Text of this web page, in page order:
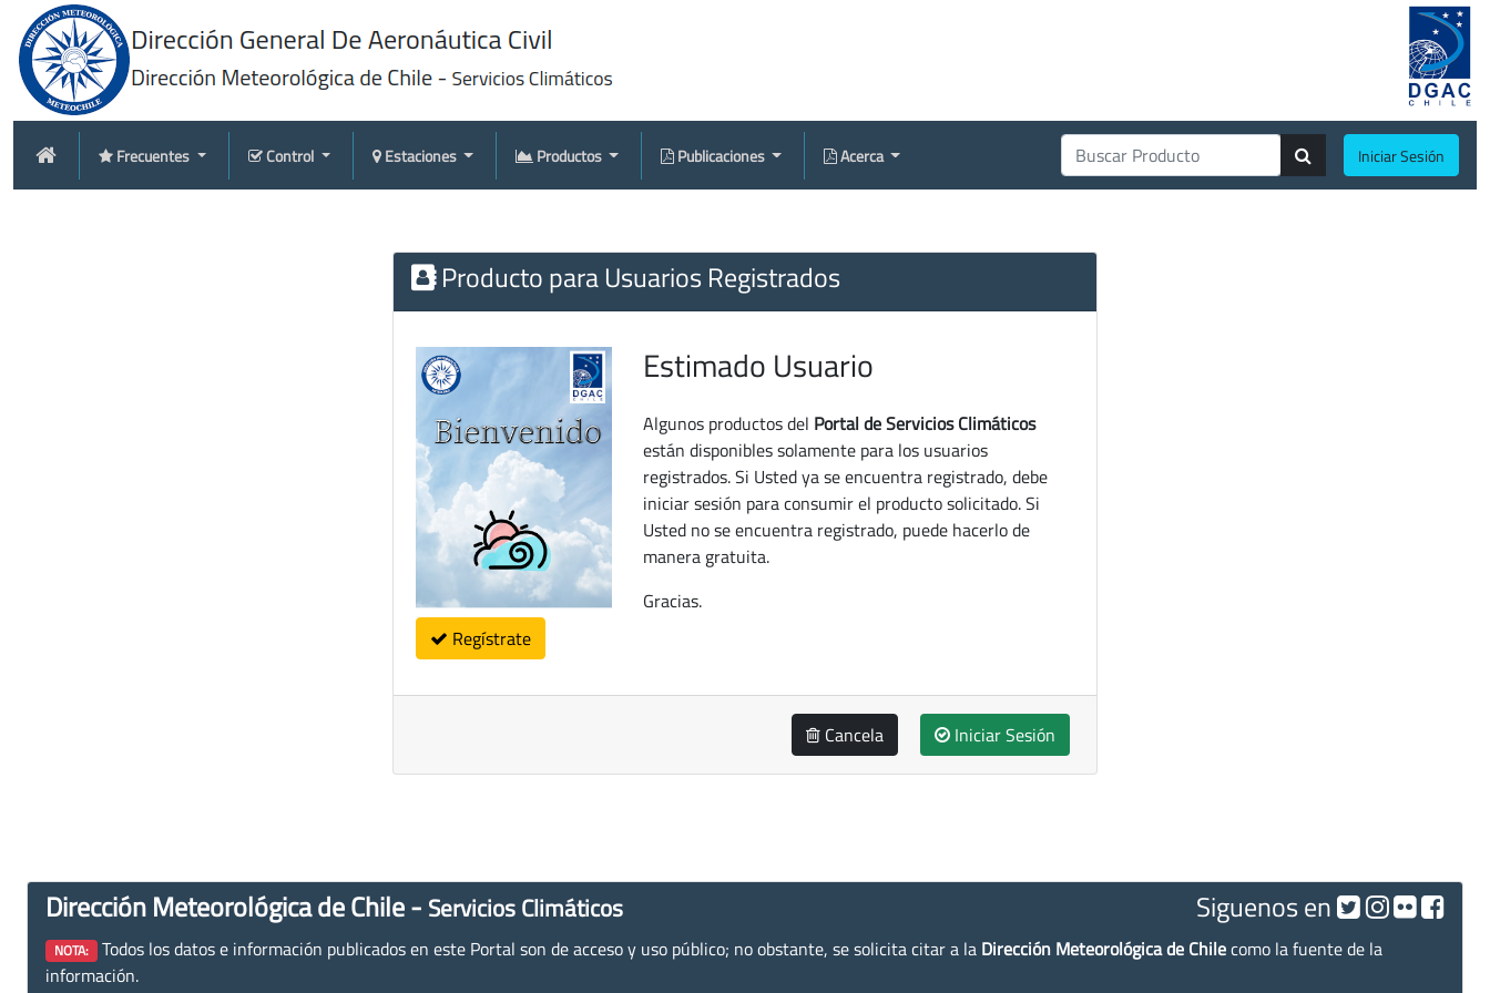
Frecuentes Control Estaciones Productos Publicaciones Acerca Iniciar Sesión
Producto para Usuarios Registrados
Regístrate
Estimado Usuario
Algunos productos del Portal de Servicios Climáticos
están disponibles solamente para los usuarios
registrados. Si Usted ya se encuentra registrado, debe
iniciar sesión para consumir el producto solicitado. Si
Usted no se encuentra registrado, puede hacerlo de
manera gratuita.
Gracias.
Cancela Iniciar Sesión
Dirección Meteorológica de Chile - Servicios Climáticos Siguenos en
NOTA: Todos los datos e información publicados en este Portal son de acceso y uso público; no obstante, se solicita citar a la Dirección Meteorológica de Chilecomo la fuente de la
información.